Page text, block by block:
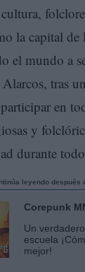
la capital
el mundo a
tras
en
y
durante
leyendo después
Corepunk
Un
escuela
mejor!